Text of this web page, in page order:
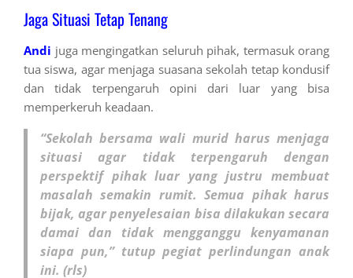
Jaga Situasi Tetap Tenang
Andi juga mengingatkan seluruh pihak, termasuk orang
tua siswa, agar menjaga suasana sekolah tetap kondusif
dan tidak terpengaruh opini dari luar yang bisa
memperkeruh keadaan.
“Sekolah bersama wali murid harus menjaga
situasi agar tidak terpengaruh dengan
perspektif pihak luar yang justru membuat
masalah semakin rumit. Semua pihak harus
bijak, agar penyelesaian bisa dilakukan secara
damai dan tidak mengganggu kenyamanan
siapa pun,” tutup pegiat perlindungan anak
ini. (rls)